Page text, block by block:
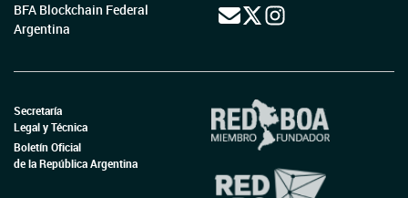
BFA Blockchain Federal
Argentina
Secretaría
Legal y Técnica
Boletín Oficial
de la República Argentina